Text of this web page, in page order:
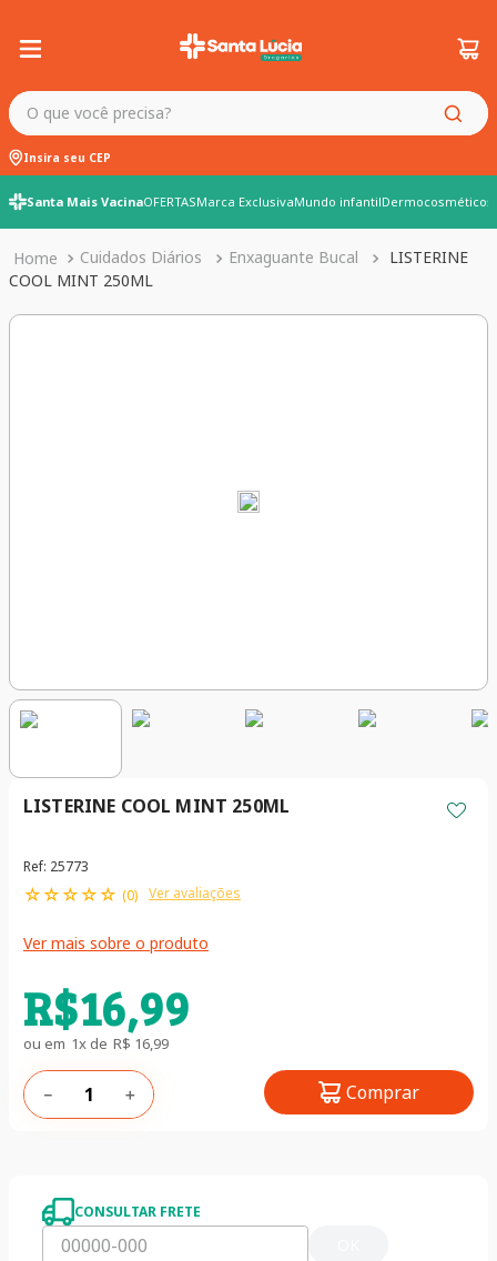
O que você precisa?
Insira seu CEP
Santa Mais VacinaOFERTASMarca ExclusivaMundo infantilDermocosméticos
Cuidados Diários Enxaguante Bucal
LISTERINE
COOL MINT 250ML
LISTERINE COOL MINT 250ML
Ref: 25773
☆☆☆☆☆ (0) Ver avaliações
Ver mais sobre o produto
R$16,99
ou em 1x de R$ 16,99
＋
－ Comprar
CONSULTAR FRETE